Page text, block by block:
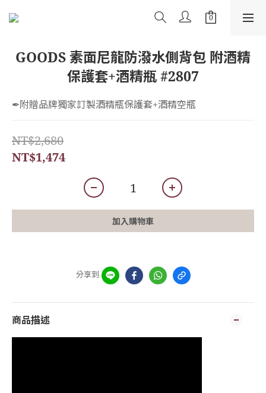
GOODS 素面尼龍防潑水側背包 附酒精
保護套+酒精瓶 #2807
✒︎附贈品牌獨家訂製酒精瓶保護套+酒精空瓶
NT$2,680
NT$1,474
加入購物車
分享到
商品描述